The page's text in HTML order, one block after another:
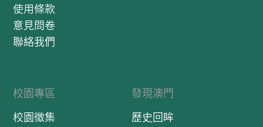
使用條款
意見問卷
聯絡我們
校園專區
校園徵集
發現澳門
歷史回眸